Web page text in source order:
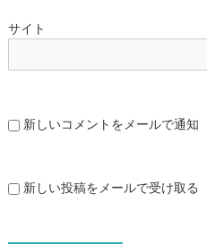
サイト
新しいコメントをメールで通知
新しい投稿をメールで受け取る